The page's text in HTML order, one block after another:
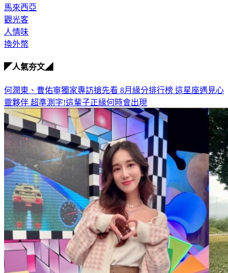
馬來西亞
觀光客
人情味
換外幣
◤人氣夯文◢
何潤東、曹佑寧獨家專訪搶先看 8月緣分排行榜 這星座遇見心
靈夥伴 超準測字!這輩子正緣何時會出現